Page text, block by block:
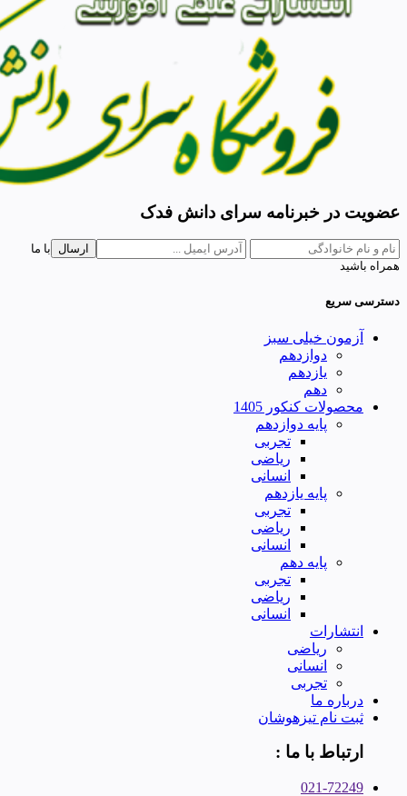
عضویت در خبرنامه سرای دانش فدک
ارسال
با ما
همراه باشید
دسترسی سریع
آزمون خیلی سبز
دوازدهم
یازدهم
دهم
محصولات کنکور 1405
پایه دوازدهم
تجربی
ریاضی
انسانی
پایه یازدهم
تجربی
ریاضی
انسانی
پایه دهم
تجربی
ریاضی
انسانی
انتشارات
ریاضی
انسانی
تجربی
درباره ما
ثبت نام تیزهوشان
ارتباط با ما :
021-72249